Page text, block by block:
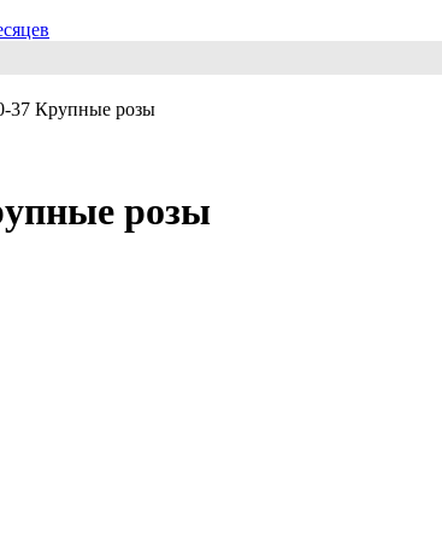
37 Крупные розы
розы